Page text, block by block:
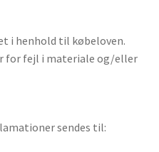
i henhold til købeloven.
for fejl i materiale og/eller
sendes til: